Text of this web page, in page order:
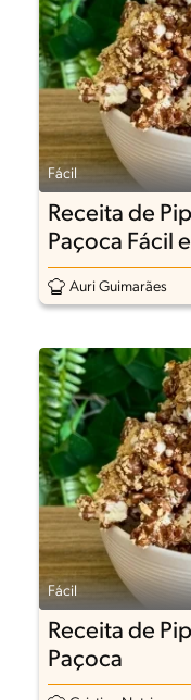
Fácil
Receita de
Paçoca Fácil
Auri Guimarães
Fácil
Receita de
Paçoca